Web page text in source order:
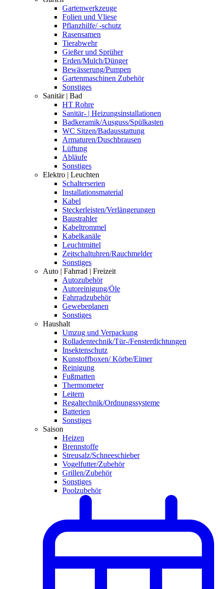
Gartenwerkzeuge
Folien und Vliese
Pflanzhilfe/ -schutz
Rasensamen
Tierabwehr
Gießer und Sprüher
Erden/Mulch/Dünger
Bewässerung/Pumpen
Gartenmaschinen Zubehör
Sonstiges
Sanitär | Bad
HT Rohre
Sanitär- | Heizungsinstallationen
Badkeramik/Ausguss/Spülkasten
WC Sitzen/Badausstattung
Armaturen/Duschbrausen
Lüftung
Abläufe
Sonstiges
Elektro | Leuchten
Schalterserien
Installationsmaterial
Kabel
Steckerleisten/Verlängerungen
Baustrahler
Kabeltrommel
Kabelkanäle
Leuchtmittel
Zeitschaltuhren/Rauchmelder
Sonstiges
Auto | Fahrrad | Freizeit
Autozubehör
Autoreinigung/Öle
Fahrradzubehör
Gewebeplanen
Sonstiges
Haushalt
Umzug und Verpackung
Rolladentechnik/Tür-/Fensterdichtungen
Insektenschutz
Kunstoffboxen/ Körbe/Eimer
Reinigung
Fußmatten
Thermometer
Leitern
Regaltechnik/Ordnungssysteme
Batterien
Sonstiges
Saison
Heizen
Brennstoffe
Streusalz/Schneeschieber
Vogelfutter/Zubehör
Grillen/Zubehör
Sonstiges
Poolzubehör